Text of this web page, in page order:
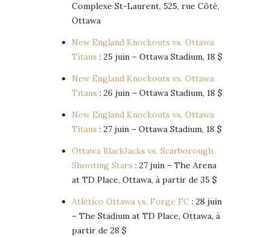
Complexe St-Laurent, 525, rue Côté,
Ottawa
New England Knockouts vs. Ottawa
Titans : 25 juin – Ottawa Stadium, 18 $
New England Knockouts vs. Ottawa
Titans : 26 juin – Ottawa Stadium, 18 $
New England Knockouts vs. Ottawa
Titans : 27 juin – Ottawa Stadium, 18 $
Ottawa BlackJacks vs. Scarborough
Shooting Stars : 27 juin – The Arena
at TD Place, Ottawa, à partir de 35 $
Atlético Ottawa vs. Forge FC : 28 juin
– The Stadium at TD Place, Ottawa, à
partir de 28 $